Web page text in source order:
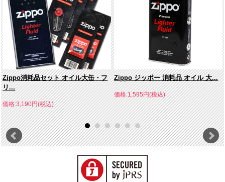
Zippo消耗品セット オイル大缶・フ
リ...
価格:3,190円(税込)
Zippo ジッポー 消耗品 オイル 大...
価格:1,595円(税込)